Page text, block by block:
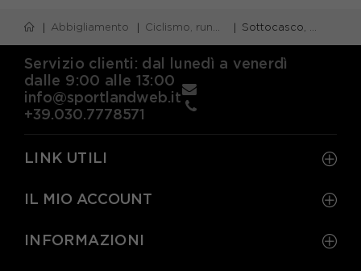
Abbigliamento Ciclismo, running e piscina Sottocasco, balaclava, bandane ciclismo
Servizio clienti: dal lunedì a venerdì
dalle 9:00 alle 13:00
info@sportlandweb.it
+39.030.7778571
LINK UTILI
IL MIO ACCOUNT
INFORMAZIONI